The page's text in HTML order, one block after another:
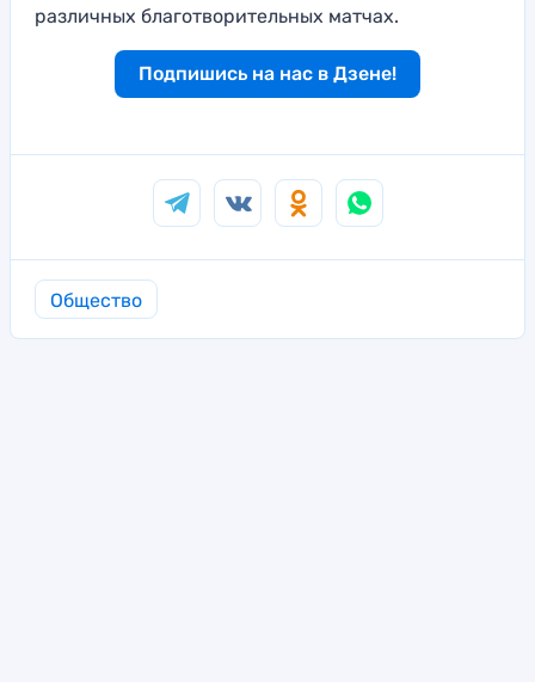
различных благотворительных матчах.
Подпишись на нас в Дзене!
Общество